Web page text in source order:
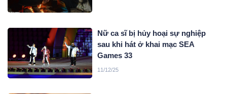
Nữ ca sĩ bị hủy hoại sự nghiệp
sau khi hát ở khai mạc SEA
Games 33
11/12/25